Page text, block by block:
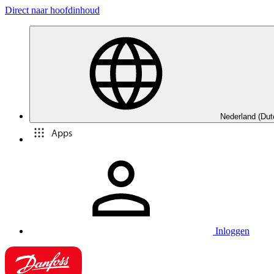
Direct naar hoofdinhoud
Nederland
Apps
Inloggen